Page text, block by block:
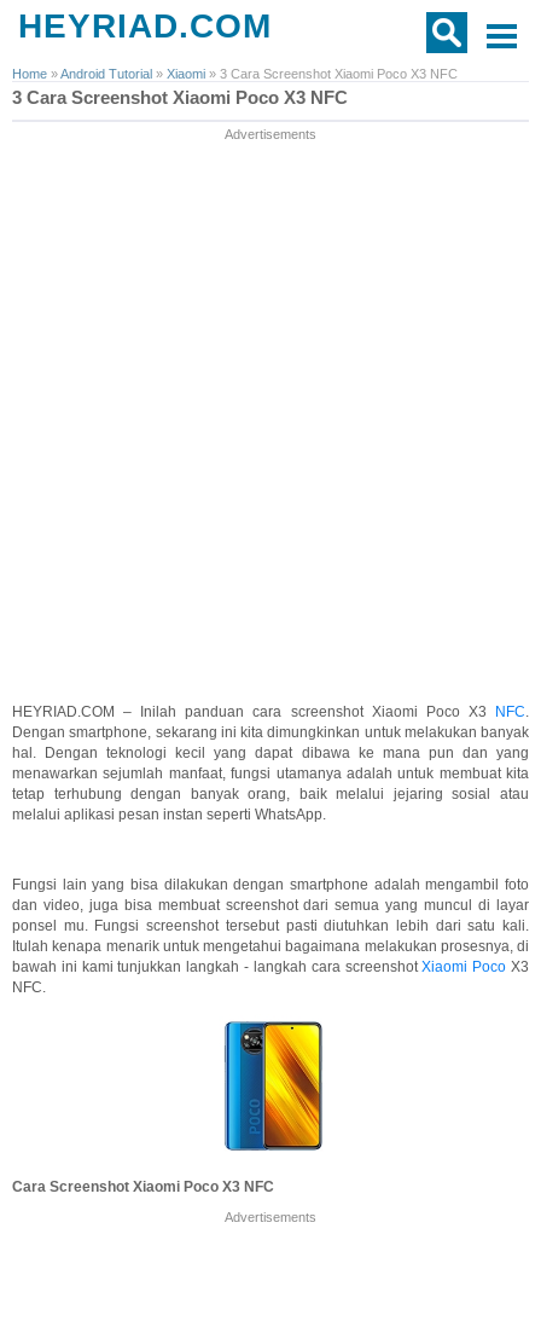
HEYRIAD.COM
Home »Android Tutorial » Xiaomi » 3 Cara Screenshot Xiaomi Poco X3 NFC
3 Cara Screenshot Xiaomi Poco X3 NFC
Advertisements
HEYRIAD.COM – Inilah panduan cara screenshot Xiaomi Poco X3 NFC.
Dengan smartphone, sekarang ini kita dimungkinkan untuk melakukan banyak
hal. Dengan teknologi kecil yang dapat dibawa ke mana pun dan yang
menawarkan sejumlah manfaat, fungsi utamanya adalah untuk membuat kita
tetap terhubung dengan banyak orang, baik melalui jejaring sosial atau
melalui aplikasi pesan instan seperti WhatsApp.
Fungsi lain yang bisa dilakukan dengan smartphone adalah mengambil foto
dan video, juga bisa membuat screenshot dari semua yang muncul di layar
ponsel mu. Fungsi screenshot tersebut pasti diutuhkan lebih dari satu kali.
Itulah kenapa menarik untuk mengetahui bagaimana melakukan prosesnya, di
bawah ini kami tunjukkan langkah - langkah cara screenshotXiaomi PocoX3
NFC.
Cara Screenshot Xiaomi Poco X3 NFC
Advertisements